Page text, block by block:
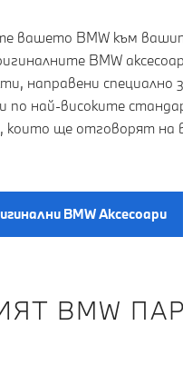
вашето BMW към
BMW
направени специално
по най-високите
които ще отговорят на
BMW Aксесоари
BMW